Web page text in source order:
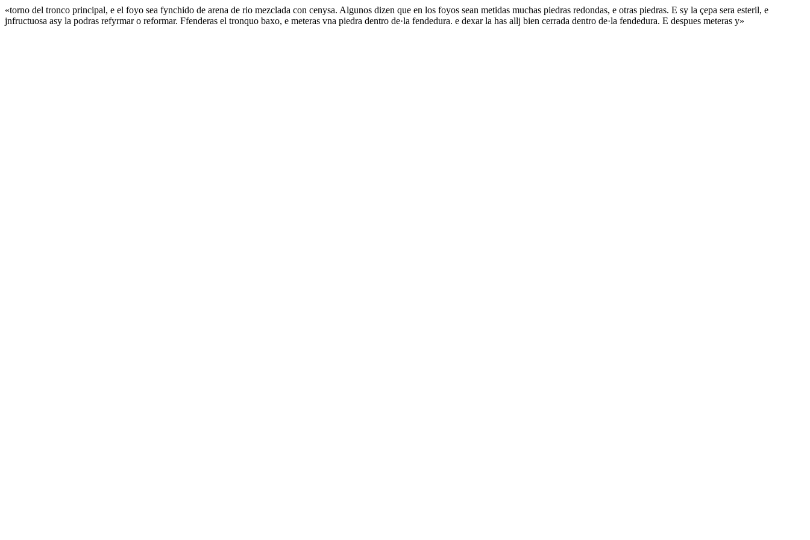
«torno del tronco principal, e el foyo sea fynchido de arena de rio mezclada con cenysa. Algunos dizen que en los foyos sean metidas muchas piedras redondas, e otras piedras. E sy la çepa sera esteril, e
jnfructuosa asy la podras refyrmar o reformar. Ffenderas el tronquo baxo, e meteras vna piedra dentro de·la fendedura. e dexar la has allj bien cerrada dentro de·la fendedura. E despues meteras y»